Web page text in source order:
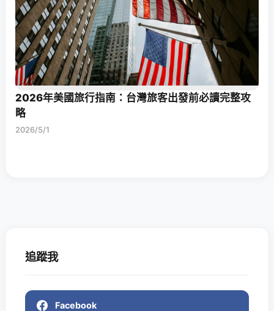
2026年美國旅行指南：台灣旅客出發前必讀完整攻
略
2026/5/1
追蹤我
Facebook